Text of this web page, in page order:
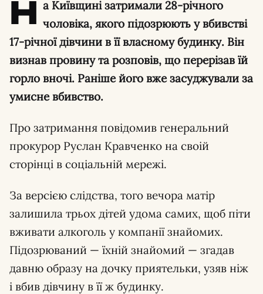
Н а Київщині затримали 28-річного
чоловіка, якого підозрюють у вбивстві
17-річної дівчини в її власному будинку. Він
визнав провину та розповів, що перерізав їй
горло вночі. Раніше його вже засуджували за
умисне вбивство.
Про затримання повідомив генеральний
прокурор Руслан Кравченко на своій
сторінці в соціальній мережі.
За версією слідства, того вечора матір
залишила трьох дітей удома самих, щоб піти
вживати алкоголь у компанії знайомих.
Підозрюваний — їхній знайомий — згадав
давню образу на дочку приятельки, узяв ніж
і вбив дівчину в її ж будинку.